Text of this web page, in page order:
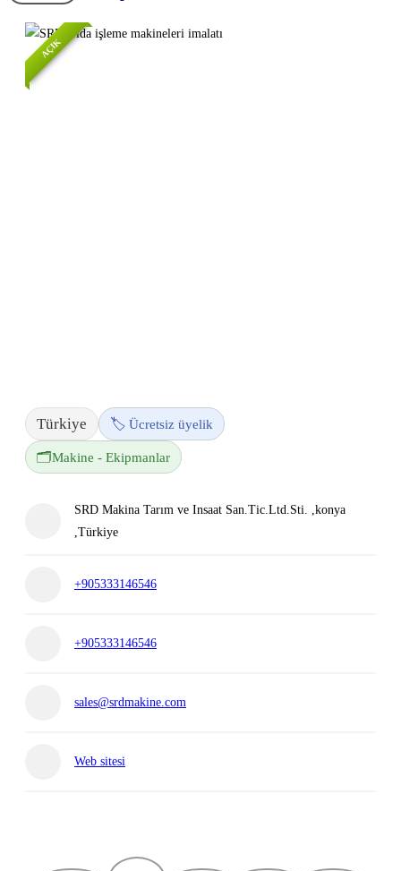
AÇIK
Türkiye 🏷️ Ücretsiz üyelik
🗂️Makine - Ekipmanlar
SRD Makina Tarım ve Insaat San.Tic.Ltd.Sti. ,konya
,Türkiye
+905333146546
+905333146546
sales@srdmakine.com
Web sitesi